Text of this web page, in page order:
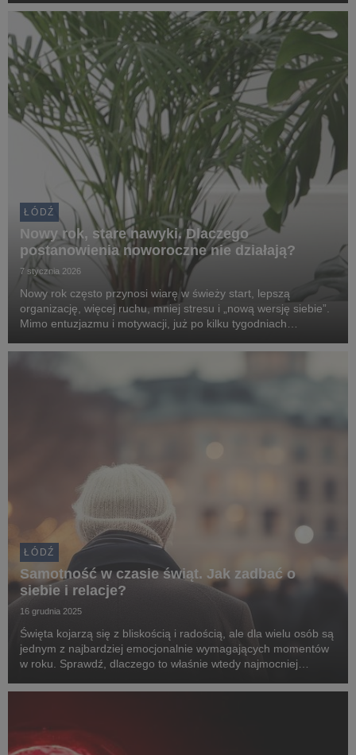
zmęczenie po intensywnym końcu roku oraz ...
ŁÓDŹ
Nowy rok, stare nawyki. Dlaczego
postanowienia noworoczne nie działają?
7 stycznia 2026
Nowy rok często przynosi wiarę w świeży start, lepszą
organizację, więcej ruchu, mniej stresu i „nową wersję siebie”.
Mimo entuzjazmu i motywacji, już po kilku tygodniach
rozczarowanie i poczucie winy. Sprawdź, d...
ŁÓDŹ
Samotność w czasie świąt. Jak zadbać o
siebie i relacje?
16 grudnia 2025
Święta kojarzą się z bliskością i radością, ale dla wielu osób są
jednym z najbardziej emocjonalnie wymagających momentów
w roku. Sprawdź, dlaczego to właśnie wtedy najmocniej
spokojniej.